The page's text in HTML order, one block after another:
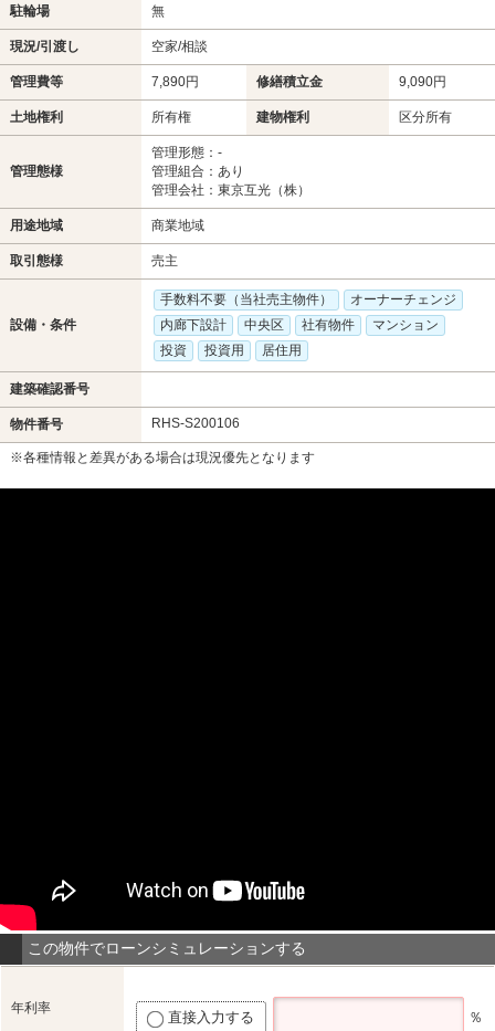
駐輪場 無
現況/引渡し 空家/相談
管理費等 7,890円 修繕積立金 9,090円
土地権利 所有権 建物権利 区分所有
管理態様
管理形態：-
管理組合：あり
管理会社：東京互光（株）
用途地域 商業地域
取引態様 売主
設備・条件
手数料不要（当社売主物件）
オーナーチェンジ
内廊下設計
中央区 社有物件
マンション
投資
投資用 居住用
建築確認番号
物件番号 RHS-S200106
※各種情報と差異がある場合は現況優先となります
この物件でローンシミュレーションする
年利率
直接入力する ％